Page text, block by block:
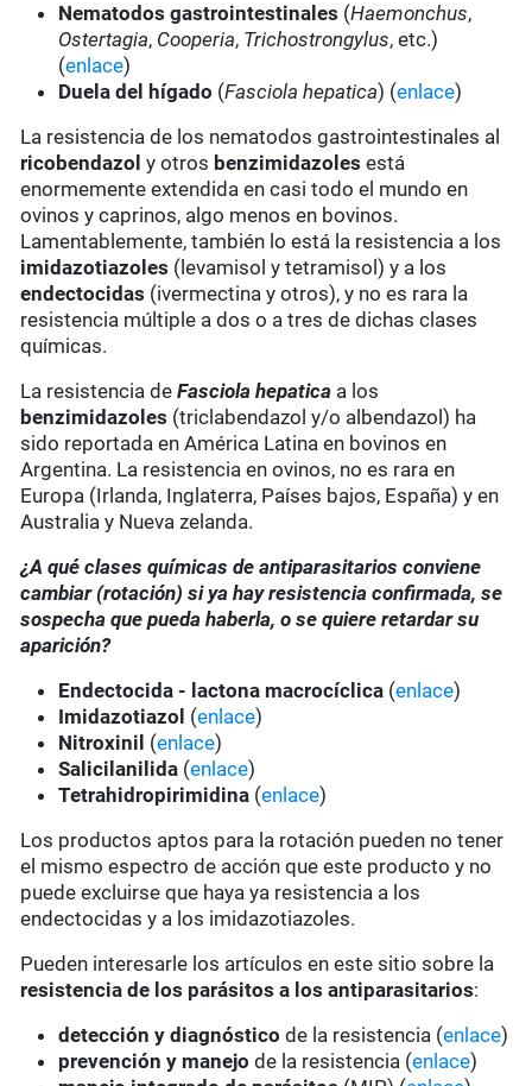
Nematodos gastrointestinales (Haemonchus,
Ostertagia, Cooperia, Trichostrongylus, etc.)
(enlace)
Duela del hígado (Fasciola hepatica) (enlace)
La resistencia de los nematodos gastrointestinales al
ricobendazoly otros benzimidazoles está
enormemente extendida en casi todo el mundo en
ovinos y caprinos, algo menos en bovinos.
Lamentablemente, también lo está la resistencia a los
imidazotiazoles (levamisol y tetramisol) y a los
endectocidas (ivermectina y otros), y no es rara la
resistencia múltiple a dos o a tres de dichas clases
químicas.
La resistencia deFasciola hepatica a los
benzimidazoles (triclabendazol y/o albendazol) ha
sido reportada en América Latina en bovinos en
Argentina. La resistencia en ovinos, no es rara en
Europa (Irlanda, Inglaterra, Países bajos, España) y en
Australia y Nueva zelanda.
¿A qué clases químicas de antiparasitarios conviene
cambiar (rotación) si ya hay resistencia confirmada, se
sospecha que pueda haberla, o se quiere retardar su
aparición?
Endectocida - lactona macrocíclica (enlace)
Imidazotiazol (enlace)
Nitroxinil (enlace)
Salicilanilida (enlace)
Tetrahidropirimidina (enlace)
Los productos aptos para la rotación pueden no tener
el mismo espectro de acción que este producto y no
puede excluirse que haya ya resistencia a los
endectocidas y a los imidazotiazoles.
Pueden interesarle los artículos en este sitio sobre la
resistencia de los parásitos a los antiparasitarios:
detección y diagnóstico de la resistencia (enlace)
prevención y manejo de la resistencia (enlace)